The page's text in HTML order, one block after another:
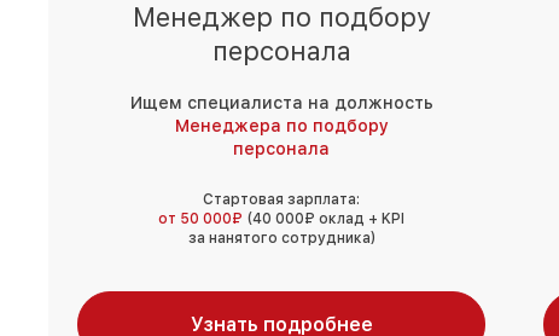
Менеджер по подбору
персонала
Ищем специалиста на должность
Менеджера по подбору
персонала
Стартовая зарплата:
от 50 000₽ (40 000₽ оклад + KPI
за нанятого сотрудника)
Узнать подробнее